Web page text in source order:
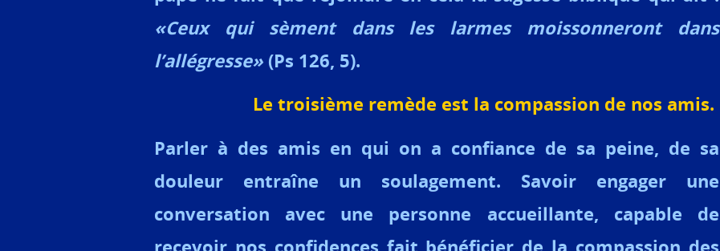
«Ceux qui sèment dans les larmes moissonneront dans
l’allégresse» (Ps 126, 5).
Le troisième remède est la compassion de nos amis.
Parler à des amis en qui on a confiance de sa peine, de sa
douleur entraîne un soulagement. Savoir engager une
conversation avec une personne accueillante, capable de